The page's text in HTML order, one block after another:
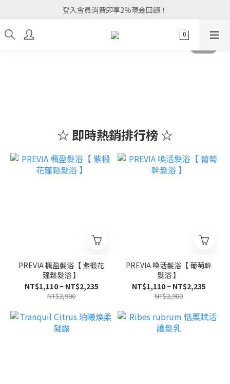
登入會員消費即享2%現金回饋！
☆ 即時熱銷排行榜 ☆
PREVIA 楓盈髮浴【 紫椴花
蓬鬆髮浴 】
NT$1,110 ~ NT$2,235
NT$2,980
PREVIA 喚活髮浴【 葡萄幹
髮浴 】
NT$1,110 ~ NT$2,235
NT$2,980